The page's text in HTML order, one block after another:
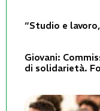
“Studio e
Giovani:
di solidarietà.